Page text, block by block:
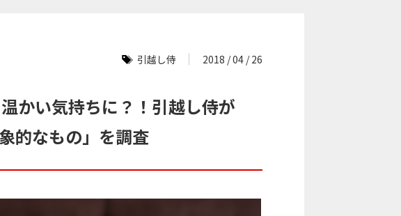
引越し侍 2018 / 04 / 26
かい気持ちに？！引越し侍が
的なもの」を調査